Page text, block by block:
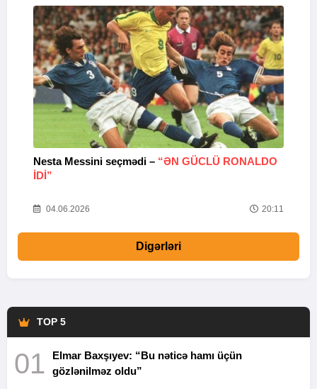
Nesta Messini seçmədi – “ƏN GÜCLÜ RONALDO
IDI”
04.06.2026 20:11
Digərləri
TOP 5
01
Elmar Baxşıyev: “Bu nəticə hamı üçün
gözlənilməz oldu”